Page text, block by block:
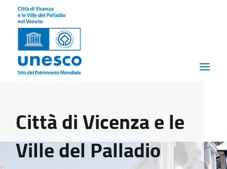
Città di Vicenza e le
Ville del Palladio